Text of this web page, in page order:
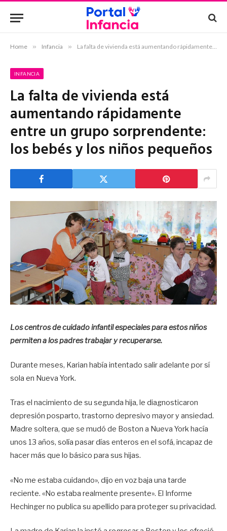
Home » Infancia » La falta de vivienda está aumentando rápidamente entre un grupo sorprendente: los bebés y los niños pequeños
INFANCIA
La falta de vivienda está
aumentando rápidamente
entre un grupo sorprendente:
los bebés y los niños pequeños
Los centros de cuidado infantil especiales para estos niños
permiten a los padres trabajar y recuperarse.
Durante meses, Karian había intentado salir adelante por sí
sola en Nueva York.
Tras el nacimiento de su segunda hija, le diagnosticaron
depresión posparto, trastorno depresivo mayor y ansiedad.
Madre soltera, que se mudó de Boston a Nueva York hacía
unos 13 años, solía pasar días enteros en el sofá, incapaz de
hacer más que lo básico para sus hijas.
«No me estaba cuidando», dijo en voz baja una tarde
reciente. «No estaba realmente presente». El Informe
Hechinger no publica su apellido para proteger su privacidad.